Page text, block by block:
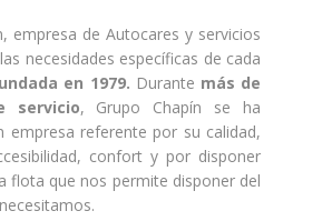
empresa de Autocares y servicios
necesidades específicas de cada
en 1979. Durante más de
servicio, Grupo Chapín se ha
empresa referente por su calidad,
confort y por disponer
flota que nos permite disponer del